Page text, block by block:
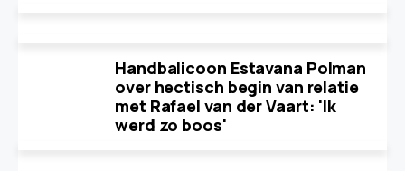
Handbalicoon Estavana Polman
over hectisch begin van relatie
met Rafael van der Vaart: 'Ik
werd zo boos'